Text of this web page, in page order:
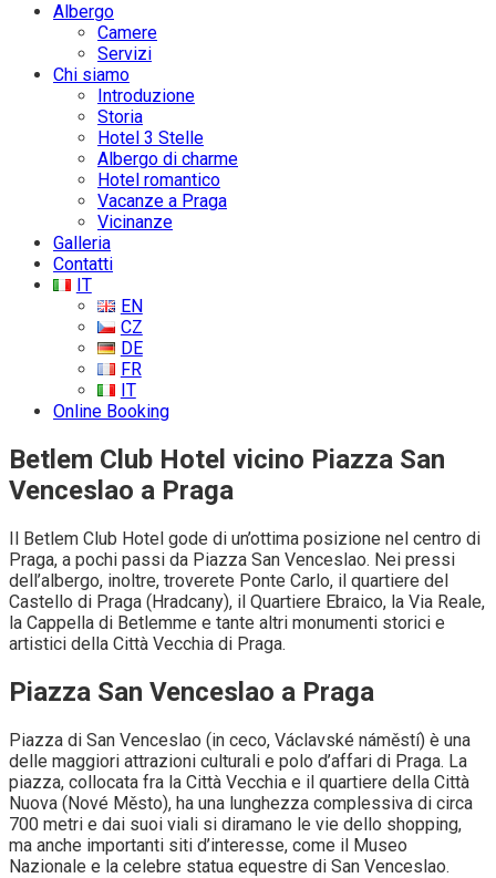
Albergo
Camere
Servizi
Chi siamo
Introduzione
Storia
Hotel 3 Stelle
Albergo di charme
Hotel romantico
Vacanze a Praga
Vicinanze
Galleria
Contatti
IT
EN
CZ
DE
FR
IT
Online Booking
Betlem Club Hotel vicino Piazza San
Venceslao a Praga
Il Betlem Club Hotel gode di un’ottima posizione nel centro di
Praga, a pochi passi da Piazza San Venceslao. Nei pressi
dell’albergo, inoltre, troverete Ponte Carlo, il quartiere del
Castello di Praga (Hradcany), il Quartiere Ebraico, la Via Reale,
la Cappella di Betlemme e tante altri monumenti storici e
artistici della Città Vecchia di Praga.
Piazza San Venceslao a Praga
Piazza di San Venceslao (in ceco, Václavské náměstí) è una
delle maggiori attrazioni culturali e polo d’affari di Praga. La
piazza, collocata fra la Città Vecchia e il quartiere della Città
Nuova (Nové Město), ha una lunghezza complessiva di circa
700 metri e dai suoi viali si diramano le vie dello shopping,
ma anche importanti siti d’interesse, come il Museo
Nazionale e la celebre statua equestre di San Venceslao.